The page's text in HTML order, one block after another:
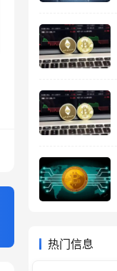
热门信息